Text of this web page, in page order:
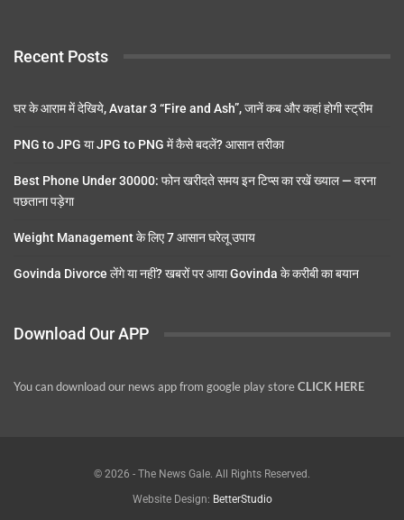
Recent Posts
घर के आराम में देखिये, Avatar 3 “Fire and Ash”, जानें कब और कहां होगी स्ट्रीम
PNG to JPG या JPG to PNG में कैसे बदलें? आसान तरीका
Best Phone Under 30000: फोन खरीदते समय इन टिप्स का रखें ख्याल — वरना
पछताना पड़ेगा
Weight Management के लिए 7 आसान घरेलू उपाय
Govinda Divorce लेंगे या नहीं? खबरों पर आया Govinda के करीबी का बयान
Download Our APP
You can download our news app from google play storeCLICK HERE
© 2026 - The News Gale. All Rights Reserved.
Website Design: BetterStudio